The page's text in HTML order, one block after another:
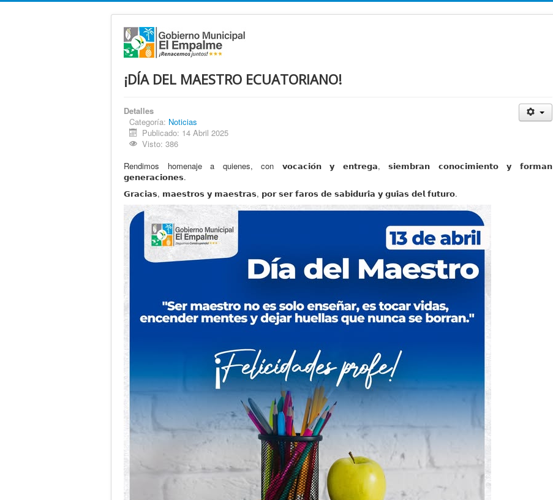
¡DÍA DEL MAESTRO ECUATORIANO!
Detalles
Categoría: Noticias
Publicado: 14 Abril 2025
Visto: 386
Rendimos homenaje a quienes, con 𝘃𝗼𝗰𝗮𝗰𝗶𝗼́𝗻 𝘆 𝗲𝗻𝘁𝗿𝗲𝗴𝗮, 𝘀𝗶𝗲𝗺𝗯𝗿𝗮𝗻 𝗰𝗼𝗻𝗼𝗰𝗶𝗺𝗶𝗲𝗻𝘁𝗼 𝘆 𝗳𝗼𝗿𝗺𝗮𝗻
𝗴𝗲𝗻𝗲𝗿𝗮𝗰𝗶𝗼𝗻𝗲𝘀.
𝗚𝗿𝗮𝗰𝗶𝗮𝘀, 𝗺𝗮𝗲𝘀𝘁𝗿𝗼𝘀 𝘆 𝗺𝗮𝗲𝘀𝘁𝗿𝗮𝘀, 𝗽𝗼𝗿 𝘀𝗲𝗿 𝗳𝗮𝗿𝗼𝘀 𝗱𝗲 𝘀𝗮𝗯𝗶𝗱𝘂𝗿𝗶́𝗮 𝘆 𝗴𝘂𝗶́𝗮𝘀 𝗱𝗲𝗹 𝗳𝘂𝘁𝘂𝗿𝗼.